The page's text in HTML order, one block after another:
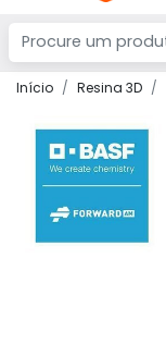
Início Resina 3D